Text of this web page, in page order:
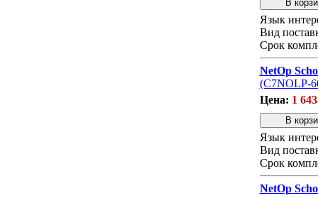
Язык
Вид
Срок
NetOp
(С7NOLP-
Цена: 1
Язык
Вид
Срок
NetOp